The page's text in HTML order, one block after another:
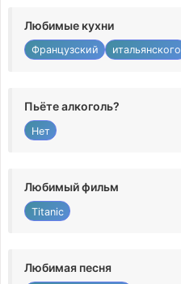
Любимые кухни
Французский итальянского
Пьёте алкоголь?
Нет
Любимый фильм
Titanic
Любимая песня